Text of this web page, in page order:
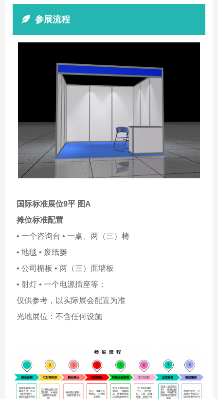
参展流程
国际标准展位9平 图A
摊位标准配置
• 一个咨询台 • 一桌、两（三）椅
• 地毯 • 废纸篓
• 公司楣板 • 两（三）面墙板
• 射灯 • 一个电源插座等；
仅供参考，以实际展会配置为准
光地展位：不含任何设施